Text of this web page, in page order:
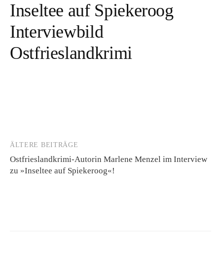
Inseltee auf Spiekeroog
Interviewbild
Ostfrieslandkrimi
Beitragsnavigation
ÄLTERE BEITRÄGE
Ostfrieslandkrimi-Autorin Marlene Menzel im Interview
zu »Inseltee auf Spiekeroog«!